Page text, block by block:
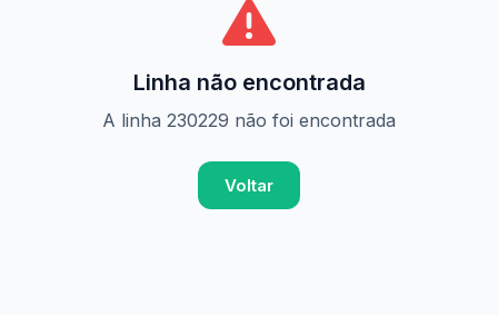
Linha não encontrada
A linha 230229 não foi encontrada
Voltar